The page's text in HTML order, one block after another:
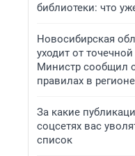
библиотеки: что
Новосибирская
уходит от
Министр сообщил
правилах в регионе
За какие
соцсетях вас
список